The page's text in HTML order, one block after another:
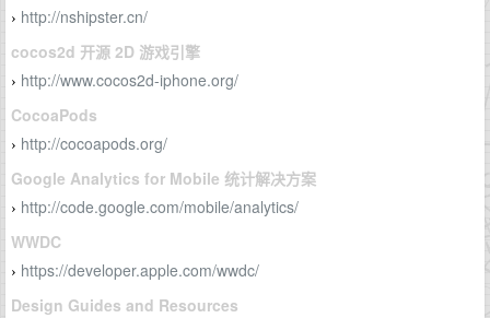
› http://nshipster.cn/
cocos2d 开源 2D 游戏引擎
› http://www.cocos2d-iphone.org/
CocoaPods
› http://cocoapods.org/
Google Analytics for Mobile 统计解决方案
› http://code.google.com/mobile/analytics/
WWDC
› https://developer.apple.com/wwdc/
Design Guides and Resources